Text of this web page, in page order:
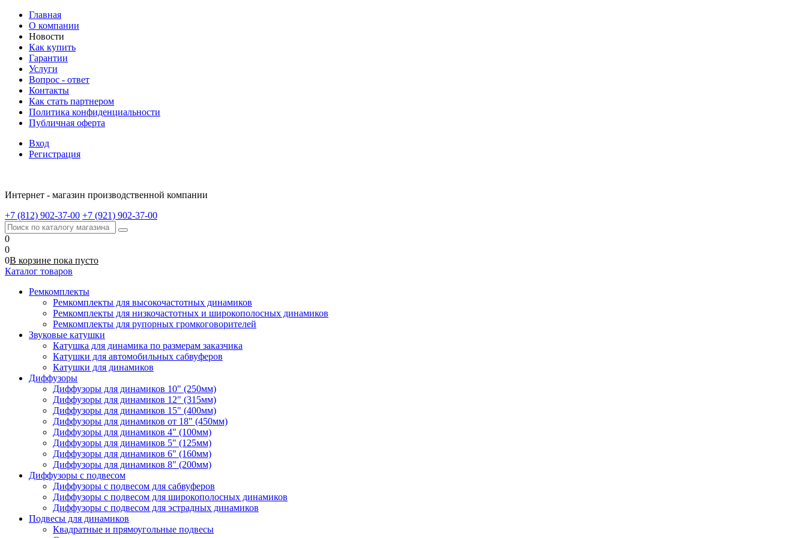
Главная
О компании
Новости
Как купить
Гарантии
Услуги
Вопрос - ответ
Контакты
Как стать партнером
Политика конфиденциальности
Публичная оферта
Вход
Регистрация
Интернет - магазин производственной компании
+7 (812) 902-37-00 +7 (921) 902-37-00
0
0
0В корзине пока пусто
Каталог товаров
Ремкомплекты
Ремкомплекты для высокочастотных динамиков
Ремкомплекты для низкочастотных и широкополосных динамиков
Ремкомплекты для рупорных громкоговорителей
Звуковые катушки
Катушка для динамика по размерам заказчика
Катушки для автомобильных сабвуферов
Катушки для динамиков
Диффузоры
Диффузоры для динамиков 10" (250мм)
Диффузоры для динамиков 12" (315мм)
Диффузоры для динамиков 15" (400мм)
Диффузоры для динамиков от 18" (450мм)
Диффузоры для динамиков 4" (100мм)
Диффузоры для динамиков 5" (125мм)
Диффузоры для динамиков 6" (160мм)
Диффузоры для динамиков 8" (200мм)
Диффузоры с подвесом
Диффузоры с подвесом для сабвуферов
Диффузоры с подвесом для широкополосных динамиков
Диффузоры с подвесом для эстрадных динамиков
Подвесы для динамиков
Квадратные и прямоугольные подвесы